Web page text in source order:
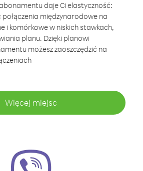
daje Ci elastyczność:
połączenia międzynarodowe na
i komórkowe w niskich stawkach,
planu. Dzięki planowi
możesz zaoszczędzić na
Więcej miejsc